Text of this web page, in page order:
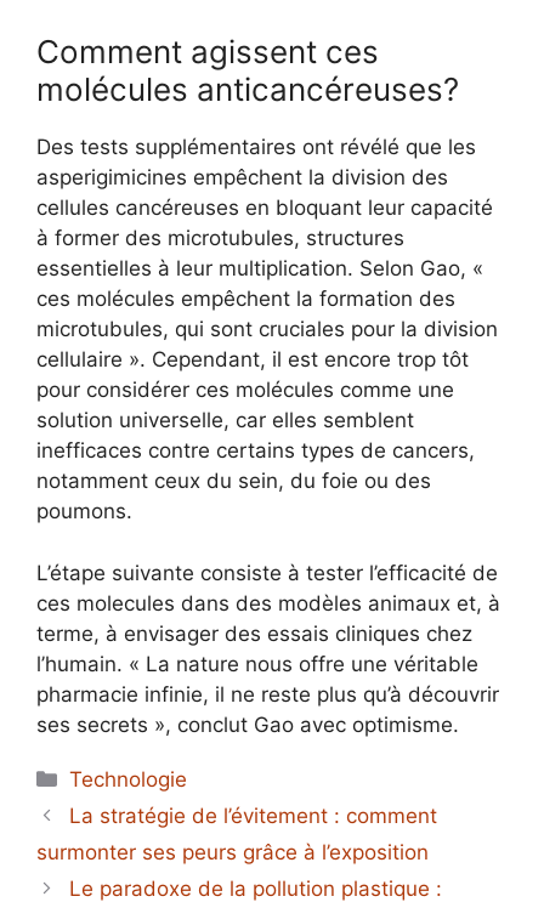
Comment agissent ces
molécules anticancéreuses?
Des tests supplémentaires ont révélé que les
asperigimicines empêchent la division des
cellules cancéreuses en bloquant leur capacité
à former des microtubules, structures
essentielles à leur multiplication. Selon Gao, «
ces molécules empêchent la formation des
microtubules, qui sont cruciales pour la division
cellulaire ». Cependant, il est encore trop tôt
pour considérer ces molécules comme une
solution universelle, car elles semblent
inefficaces contre certains types de cancers,
notamment ceux du sein, du foie ou des
poumons.
L’étape suivante consiste à tester l’efficacité de
ces molecules dans des modèles animaux et, à
terme, à envisager des essais cliniques chez
l’humain. « La nature nous offre une véritable
pharmacie infinie, il ne reste plus qu’à découvrir
ses secrets », conclut Gao avec optimisme.
Catégories
Technologie
La stratégie de l’évitement : comment
surmonter ses peurs grâce à l’exposition
Le paradoxe de la pollution plastique :